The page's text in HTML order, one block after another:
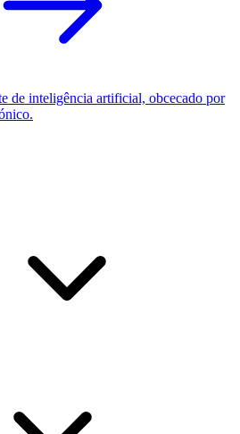
de inteligência artificial, obcecado por